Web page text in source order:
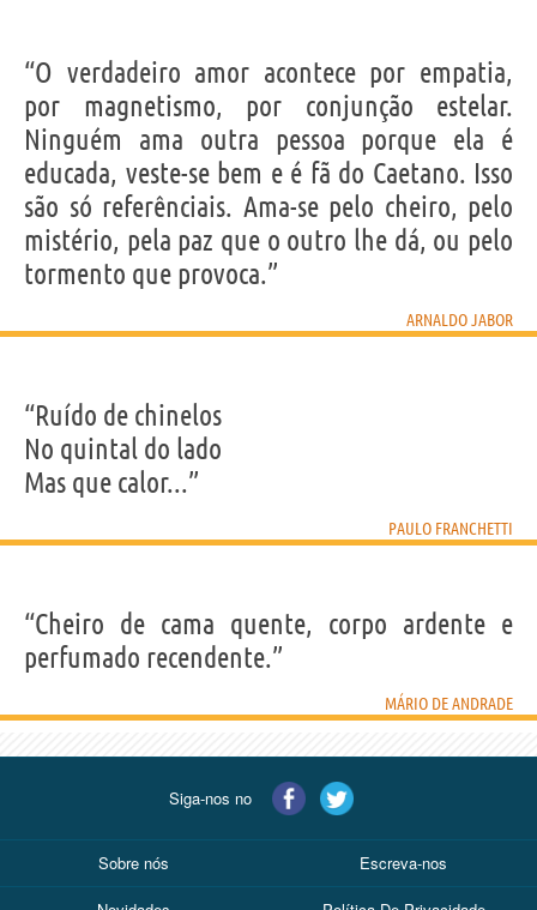
“O verdadeiro amor acontece por empatia,
por magnetismo, por conjunção estelar.
Ninguém ama outra pessoa porque ela é
educada, veste-se bem e é fã do Caetano. Isso
são só referênciais. Ama-se pelo cheiro, pelo
mistério, pela paz que o outro lhe dá, ou pelo
tormento que provoca.”
ARNALDO JABOR
“Ruído de chinelos
No quintal do lado
Mas que calor...”
PAULO FRANCHETTI
“Cheiro de cama quente, corpo ardente e
perfumado recendente.”
MÁRIO DE ANDRADE
Siga-nos no
Sobre nós Escreva-nos